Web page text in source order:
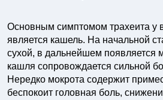
Основным симптомом трахеита у
является кашель. На начальной
сухой, в дальнейшем появляется
кашля сопровождается сильной
Нередко мокрота содержит
беспокоит головная боль,